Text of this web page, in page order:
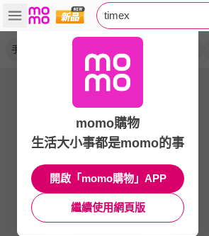
timex
手錶
momo購物
生活大小事都是momo的事
開啟「momo購物」APP
繼續使用網頁版